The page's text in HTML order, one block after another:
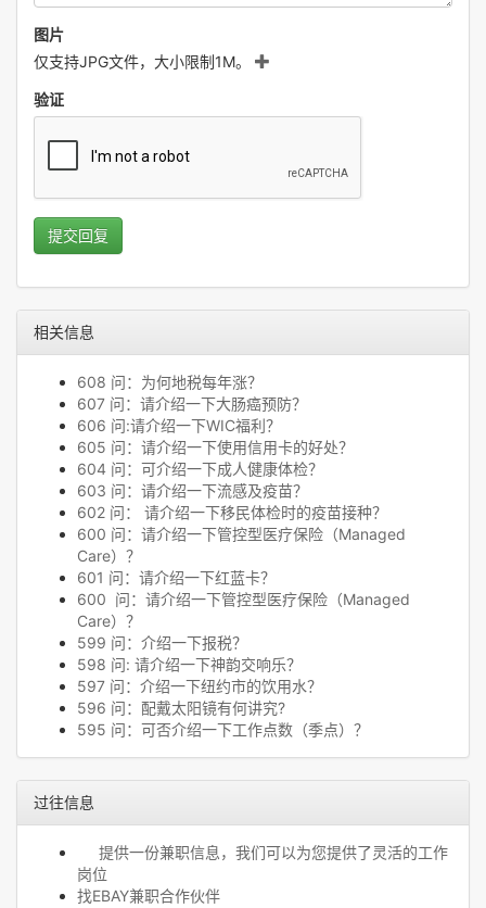
图片
仅支持JPG文件，大小限制1M。
验证
提交回复
相关信息
608 问：为何地税每年涨？
607 问：请介绍一下大肠癌预防？
606 问:请介绍一下WIC福利？
605 问：请介绍一下使用信用卡的好处？
604 问：可介绍一下成人健康体检？
603 问：请介绍一下流感及疫苗？
602 问： 请介绍一下移民体检时的疫苗接种？
600 问：请介绍一下管控型医疗保险（Managed
Care）？
601 问：请介绍一下红蓝卡？
600 问：请介绍一下管控型医疗保险（Managed
Care）？
599 问：介绍一下报税？
598 问: 请介绍一下神韵交响乐？
597 问：介绍一下纽约市的饮用水？
596 问：配戴太阳镜有何讲究?
595 问：可否介绍一下工作点数（季点）？
过往信息
提供一份兼职信息，我们可以为您提供了灵活的工作
岗位
找EBAY兼职合作伙伴